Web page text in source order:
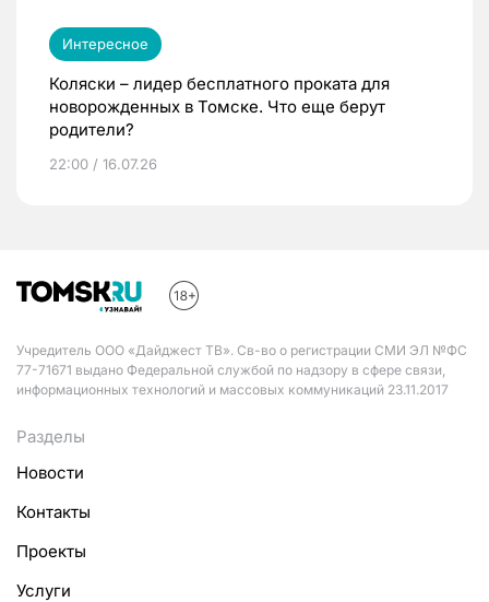
Интересное
Коляски – лидер бесплатного проката для
новорожденных в Томске. Что еще берут
родители?
22:00 / 16.07.26
Учредитель ООО «Дайджест ТВ». Св-во о регистрации СМИ ЭЛ №ФС
77-71671 выдано Федеральной службой по надзору в сфере связи,
информационных технологий и массовых коммуникаций 23.11.2017
Разделы
Новости
Контакты
Проекты
Услуги